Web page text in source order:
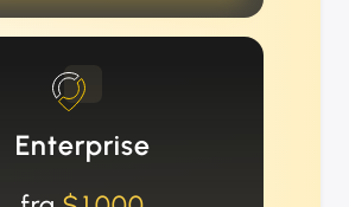
Enterprise